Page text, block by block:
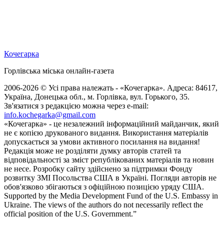
Кочегарка
Горлівська міська онлайн-газета
2006-2026 © Усі права належать - «Кочегарка». Адреса: 84617,
Україна, Донецька обл., м. Горлівка, вул. Горького, 35.
Зв'язатися з редакцією можна через e-mail:
info.kochegarka@gmail.com
«Кочегарка» - це незалежний інформаційний майданчик, який
не є копією друкованого видання. Використання матеріалів
допускається за умови активного посилання на видання!
Редакція може не розділяти думку авторів статей та
відповідальності за зміст републікованих матеріалів та новин
не несе. Розробку сайту здійснено за підтримки Фонду
розвитку ЗМІ Посольства США в Україні. Погляди авторів не
обов'язково збігаються з офіційною позицією уряду США.
Supported by the Media Development Fund of the U.S. Embassy in
Ukraine. The views of the authors do not necessarily reflect the
official position of the U.S. Government.”